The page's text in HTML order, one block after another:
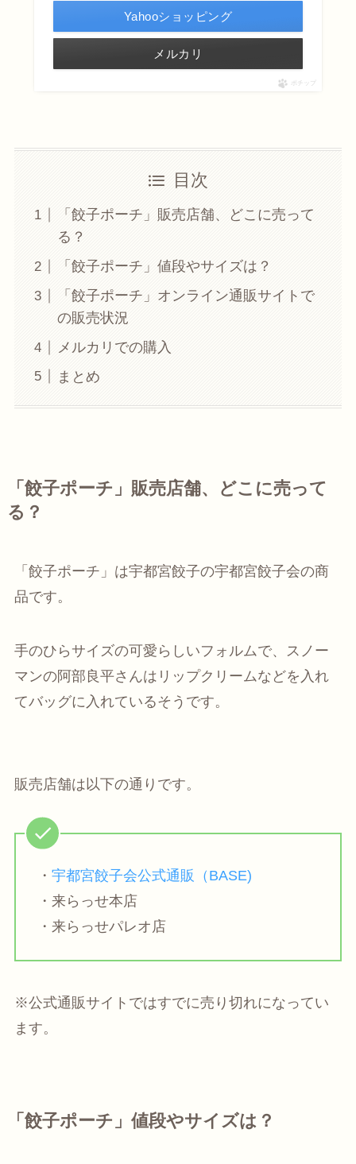
Yahooショッピング
メルカリ
ポチップ
目次
「餃子ポーチ」販売店舗、どこに売って
る？
「餃子ポーチ」値段やサイズは？
「餃子ポーチ」オンライン通販サイトで
の販売状況
メルカリでの購入
まとめ
「餃子ポーチ」販売店舗、どこに売って
る？
「餃子ポーチ」は宇都宮餃子の宇都宮餃子会の商
品です。
手のひらサイズの可愛らしいフォルムで、スノー
マンの阿部良平さんはリップクリームなどを入れ
てバッグに入れているそうです。
販売店舗は以下の通りです。
・ 宇都宮餃子会公式通販（BASE)
・来らっせ本店
・来らっせパレオ店
※公式通販サイトではすでに売り切れになってい
ます。
「餃子ポーチ」値段やサイズは？